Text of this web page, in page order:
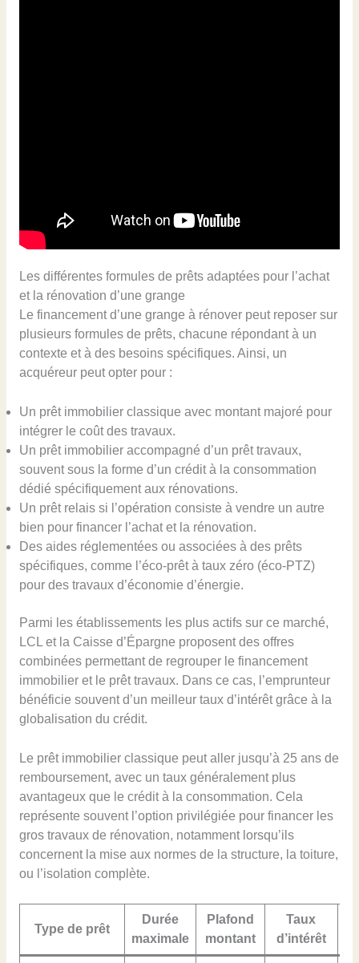
Les différentes formules de prêts adaptées pour l’achat
et la rénovation d’une grange
Le financement d’une grange à rénover peut reposer sur
plusieurs formules de prêts, chacune répondant à un
contexte et à des besoins spécifiques. Ainsi, un
acquéreur peut opter pour :
Un prêt immobilier classique avec montant majoré pour
intégrer le coût des travaux.
Un prêt immobilier accompagné d’un prêt travaux,
souvent sous la forme d’un crédit à la consommation
dédié spécifiquement aux rénovations.
Un prêt relais si l’opération consiste à vendre un autre
bien pour financer l’achat et la rénovation.
Des aides réglementées ou associées à des prêts
spécifiques, comme l’éco-prêt à taux zéro (éco-PTZ)
pour des travaux d’économie d’énergie.
Parmi les établissements les plus actifs sur ce marché,
LCL et la Caisse d’Épargne proposent des offres
combinées permettant de regrouper le financement
immobilier et le prêt travaux. Dans ce cas, l’emprunteur
bénéficie souvent d’un meilleur taux d’intérêt grâce à la
globalisation du crédit.
Le prêt immobilier classique peut aller jusqu’à 25 ans de
remboursement, avec un taux généralement plus
avantageux que le crédit à la consommation. Cela
représente souvent l’option privilégiée pour financer les
gros travaux de rénovation, notamment lorsqu’ils
concernent la mise aux normes de la structure, la toiture,
ou l’isolation complète.
Type de prêt
Durée
maximale
Plafond
montant
Taux
d’intérêt